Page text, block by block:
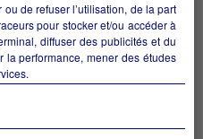
de refuser l’utilisation, de la part
pour stocker et/ou accéder à
diffuser des publicités et du
la performance, mener des études
les fonctionnalités liées à la